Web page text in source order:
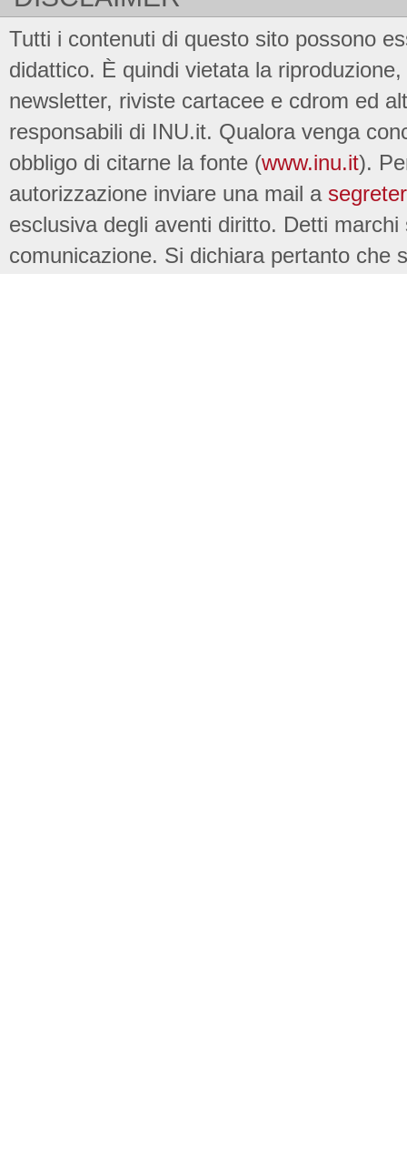
Tutti i contenuti di questo sito possono
didattico. È quindi vietata la
newsletter, riviste cartacee e cdrom ed
responsabili di INU.it. Qualora venga
obbligo di citarne la fonte (www.inu.it).
autorizzazione inviare una mail a
esclusiva degli aventi diritto. Detti
comunicazione. Si dichiara pertanto che